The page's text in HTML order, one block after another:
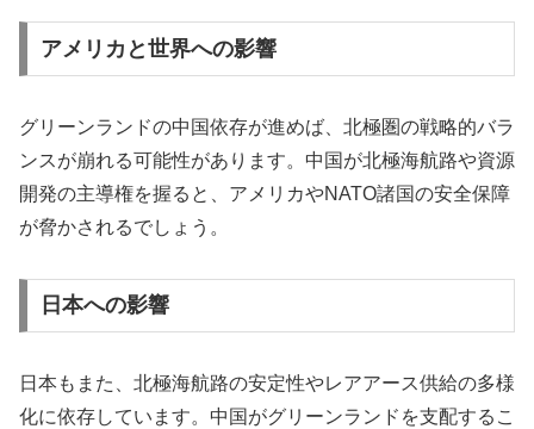
アメリカと世界への影響
グリーンランドの中国依存が進めば、北極圏の戦略的バラ
ンスが崩れる可能性があります。中国が北極海航路や資源
開発の主導権を握ると、アメリカやNATO諸国の安全保障
が脅かされるでしょう。
日本への影響
日本もまた、北極海航路の安定性やレアアース供給の多様
化に依存しています。中国がグリーンランドを支配するこ